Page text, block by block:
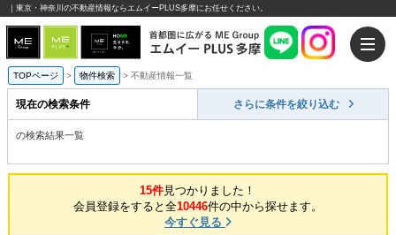
｜東京・神奈川の不動産情報ならエムイーPLUS多摩にお任せください。
TOPページ > 物件検索 > 不動産情報一覧
現在の検索条件 さらに条件を絞り込む
の検索結果一覧
15件見つかりました！
会員登録をすると全10446件の中から探せます。
今すぐ見る